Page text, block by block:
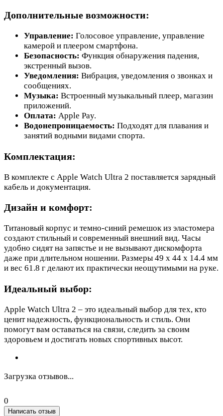
Дополнительные возможности:
Управление: Голосовое управление, управление
камерой и плеером смартфона.
Безопасность: Функция обнаружения падения,
экстренный вызов.
Уведомления: Вибрация, уведомления о звонках и
сообщениях.
Музыка: Встроенный музыкальный плеер, магазин
приложений.
Оплата: Apple Pay.
Водонепроницаемость: Подходят для плавания и
занятий водными видами спорта.
Комплектация:
В комплекте с Apple Watch Ultra 2 поставляется зарядный
кабель и документация.
Дизайн и комфорт:
Титановый корпус и темно-синий ремешок из эластомера
создают стильный и современный внешний вид. Часы
удобно сидят на запястье и не вызывают дискомфорта
даже при длительном ношении. Размеры 49 x 44 x 14.4 мм
и вес 61.8 г делают их практически неощутимыми на руке.
Идеальный выбор:
Apple Watch Ultra 2 – это идеальный выбор для тех, кто
ценит надежность, функциональность и стиль. Они
помогут вам оставаться на связи, следить за своим
здоровьем и достигать новых спортивных высот.
Загрузка отзывов...
0
Написать отзыв